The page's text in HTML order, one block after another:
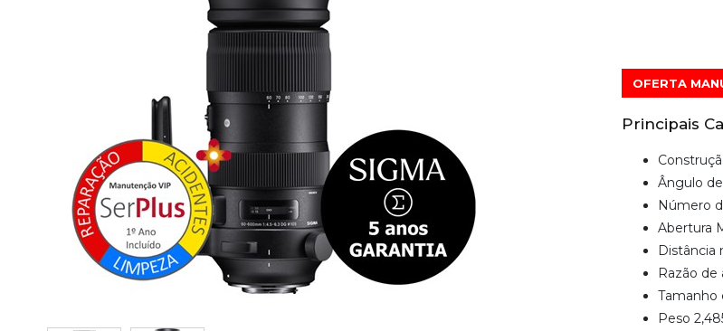
OFERTA
Principais
Ângulo de
Número
Abertura
Distância
Razão de
Tamanho
Peso